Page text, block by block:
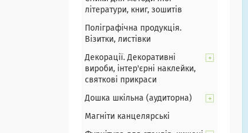
літератури, книг, зошитів
Поліграфічна продукція.
Візитки, листівки
Декорації. Декоративні
вироби, інтер'єрні наклейки,
святкові прикраси
Дошка шкільна (аудиторна)
Магніти канцелярські